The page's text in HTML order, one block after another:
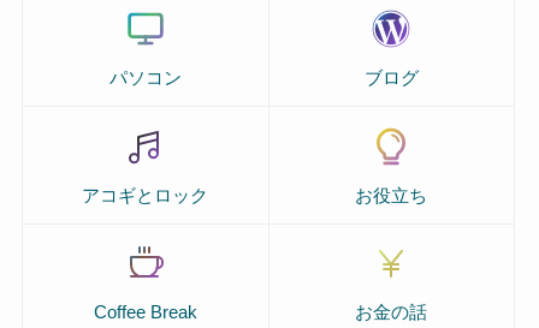
パソコン ブログ
アコギとロック お役立ち
Coffee Break お金の話